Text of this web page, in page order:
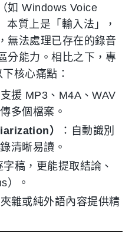
如 Windows Voice
質上是「輸入法」，
無法處理已存在的錄音
分能力。相比之下，專
核心痛點：
支援 MP3、M4A、WAV
多個檔案。
）
：自動識別
清晰易讀。
字稿，更能提取結論、
）。
雜或純外語內容提供精